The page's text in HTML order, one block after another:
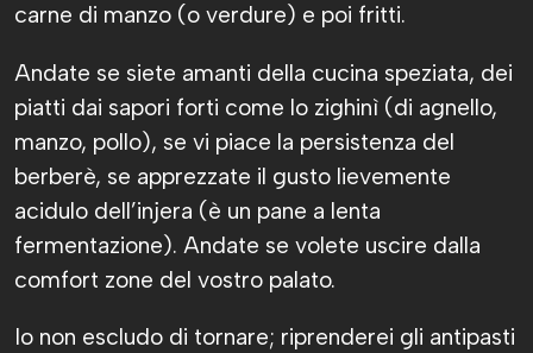
carne di manzo (o verdure) e poi fritti.
Andate se siete amanti della cucina speziata, dei
piatti dai sapori forti come lo zighinì (di agnello,
manzo, pollo), se vi piace la persistenza del
berberè, se apprezzate il gusto lievemente
acidulo dell’injera (è un pane a lenta
fermentazione). Andate se volete uscire dalla
comfort zone del vostro palato.
Io non escludo di tornare; riprenderei gli antipasti